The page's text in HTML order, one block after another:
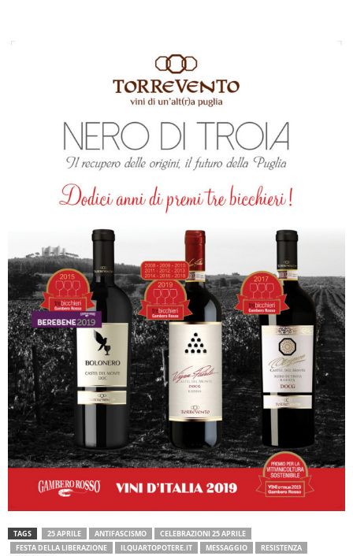
TAGS 25 APRILE ANTIFASCISMO
CELEBRAZIONI 25 APRILE
FESTA DELLA LIBERAZIONE
ILQUARTOPOTERE.IT MESSAGGIO
RESISTENZA